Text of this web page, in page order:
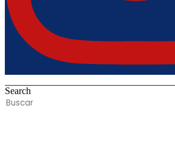
Search